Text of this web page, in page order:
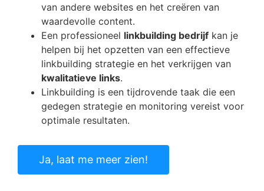
van andere websites en het creëren van
waardevolle content.
Een professioneel linkbuilding bedrijf kan je
helpen bij het opzetten van een effectieve
linkbuilding strategie en het verkrijgen van
kwalitatieve links.
Linkbuilding is een tijdrovende taak die een
gedegen strategie en monitoring vereist voor
optimale resultaten.
Ja, laat me meer zien!